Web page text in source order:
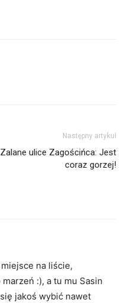
Następny artykuł
Zalane ulice Zagościńca: Jest
coraz gorzej!
na liście,
:), a tu mu Sasin
jakoś wybić nawet